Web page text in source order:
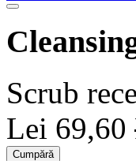
Scrub
Lei 69,60
Cumpără